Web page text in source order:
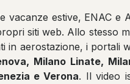
estive, ENAC
siti web. Allo stesso
in aerostazione, i portali
Milano Linate,
e Verona. Il video